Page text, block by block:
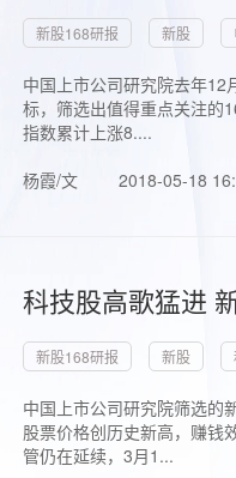
新股168研报 新股
中国上市公司研究院去年
标，筛选出值得重点关注的
指数累计上涨8....
杨霞/文
2018-05-18
科技股高歌猛进
新股168研报 新股
中国上市公司研究院筛选的
股票价格创历史新高，赚钱
管仍在延续，3月1...